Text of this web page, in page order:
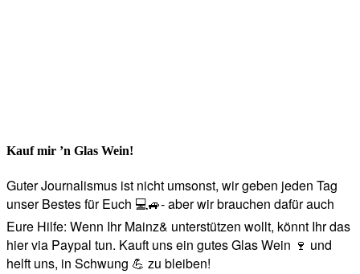
Kauf mir ’n Glas Wein!
Guter Journalismus ist nicht umsonst, wir geben jeden Tag
unser Bestes für Euch 💻🚙- aber wir brauchen dafür auch
Eure Hilfe: Wenn Ihr Mainz& unterstützen wollt, könnt Ihr das
hier via Paypal tun. Kauft uns ein gutes Glas Wein 🍷 und
helft uns, in Schwung 💪 zu bleiben!